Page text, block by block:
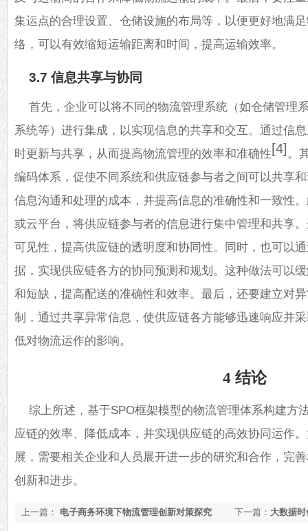
集运点的合理设置、仓储设施的布局等，以便更好地满
络，可以有效缩短运输距离和时间，提高运输效率。
3.7 信息共享与协同
首先，企业可以将不同的物流管理系统（如仓储管理
系统等）进行集成，以实现信息的共享和交互。通过信
时更新与共享，从而提高物流管理的效率和准确性 [4] 。
编码体系，促使不同系统和供应链参与者之间可以共享
信息沟通和处理的成本，并提高信息的准确性和一致性
或云平台，将供应链参与者的信息进行集中管理和共享
可见性，提高供应链的透明度和协同性。同时，也可以
据，实现供应链各方的协同预测和规划。这种做法可以
和短缺，提高配送的准确性和效率。最后，还要建立对
制，通过共享异常信息，使供应链各方能够迅速响应并
低对物流运作的影响。
4 结论
综上所述，基于SPO框架模型的物流管理体系构建方
应链的效率、降低成本，并实现供应链的高效协同运作
展，需要相关企业和人员展开进一步的研究和合作，完
创新和进步。
下一篇： 大数据
上一篇： 电子商务环境下物流管理创新对策探究